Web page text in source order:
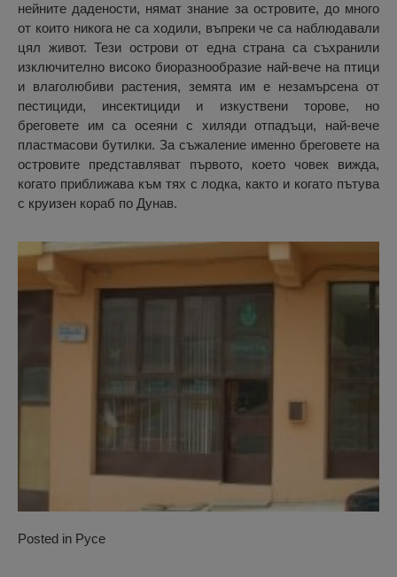
нейните дадености, нямат знание за островите, до много
от които никога не са ходили, въпреки че са наблюдавали
цял живот. Тези острови от една страна са съхранили
изключително високо биоразнообразие най-вече на птици
и влаголюбиви растения, земята им е незамърсена от
пестициди, инсектициди и изкуствени торове, но
бреговете им са осеяни с хиляди отпадъци, най-вече
пластмасови бутилки. За съжаление именно бреговете на
островите представляват първото, което човек вижда,
когато приближава към тях с лодка, както и когато пътува
с круизен кораб по Дунав.
Posted in Русе